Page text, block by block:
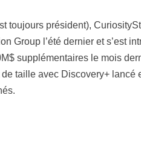
toujours président),
Group l’été dernier et s’est
supplémentaires le mois
taille avec Discovery+ lancé